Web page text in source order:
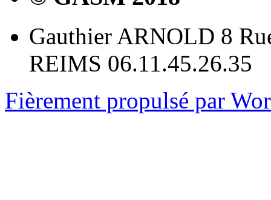
Gauthier ARNOLD 8
REIMS 06.11.45.26.35
Fièrement propulsé par